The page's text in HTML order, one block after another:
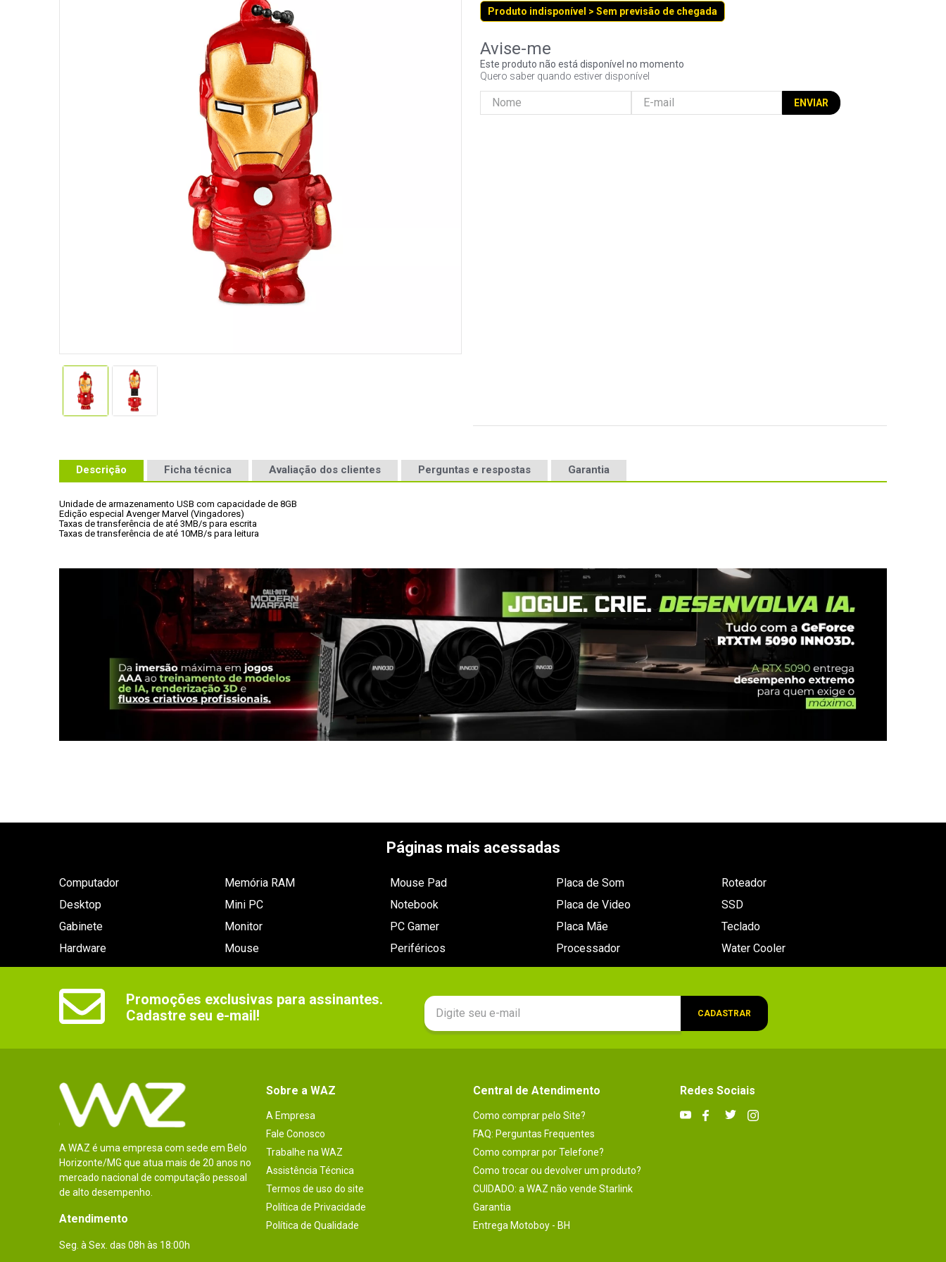
Produto indisponível > Sem previsão de chegada
Este produto não está disponível no momento
Quero saber quando estiver disponível
ENVIAR
Descrição Ficha técnica Avaliação dos clientes Perguntas e respostas Garantia
Unidade de armazenamento USB com capacidade de 8GB
Edição especial Avenger Marvel (Vingadores)
Taxas de transferência de até 3MB/s para escrita
Taxas de transferência de até 10MB/s para leitura
Páginas mais acessadas
Computador
Desktop
Gabinete
Hardware
Memória RAM
Mini PC
Monitor
Mouse
Mouse Pad
Notebook
PC Gamer
Periféricos
Placa de Som
Placa de Video
Placa Mãe
Processador
Roteador
SSD
Teclado
Water Cooler
Promoções exclusivas para assinantes.
Cadastre seu e-mail!
CADASTRAR
A WAZ é uma empresa com sede em Belo
Horizonte/MG que atua mais de 20 anos no
mercado nacional de computação pessoal
de alto desempenho.
Atendimento
Seg. à Sex. das 08h às 18:00h
Sobre a WAZ
A Empresa
Fale Conosco
Trabalhe na WAZ
Assistência Técnica
Termos de uso do site
Política de Privacidade
Política de Qualidade
Central de Atendimento
Como comprar pelo Site?
FAQ: Perguntas Frequentes
Como comprar por Telefone?
Como trocar ou devolver um produto?
CUIDADO: a WAZ não vende Starlink
Garantia
Entrega Motoboy - BH
Redes Sociais
10º ventoinha